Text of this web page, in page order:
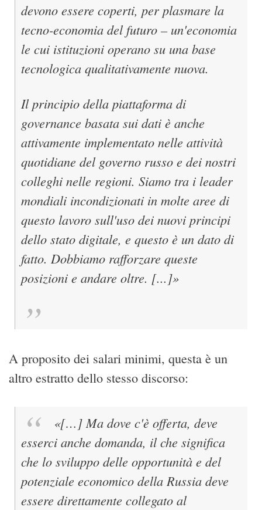
devono essere coperti, per plasmare la
tecno-economia del futuro – un'economia
le cui istituzioni operano su una base
tecnologica qualitativamente nuova.
Il principio della piattaforma di
governance basata sui dati è anche
attivamente implementato nelle attività
quotidiane del governo russo e dei nostri
colleghi nelle regioni. Siamo tra i leader
mondiali incondizionati in molte aree di
questo lavoro sull'uso dei nuovi principi
dello stato digitale, e questo è un dato di
fatto. Dobbiamo rafforzare queste
posizioni e andare oltre. [...]»
A proposito dei salari minimi, questa è un
altro estratto dello stesso discorso:
«[…] Ma dove c'è offerta, deve
esserci anche domanda, il che significa
che lo sviluppo delle opportunità e del
potenziale economico della Russia deve
essere direttamente collegato al